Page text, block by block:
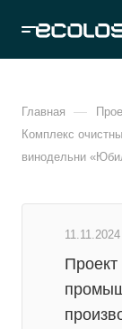
Главная —
Комплекс
винодельни
11.11.2024
Проект